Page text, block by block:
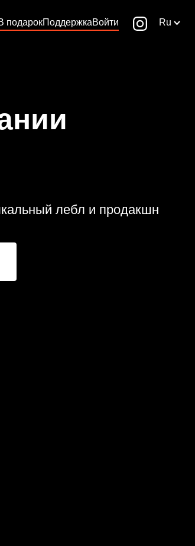
подарокПоддержкаВойти Ru
лебл и продакшн